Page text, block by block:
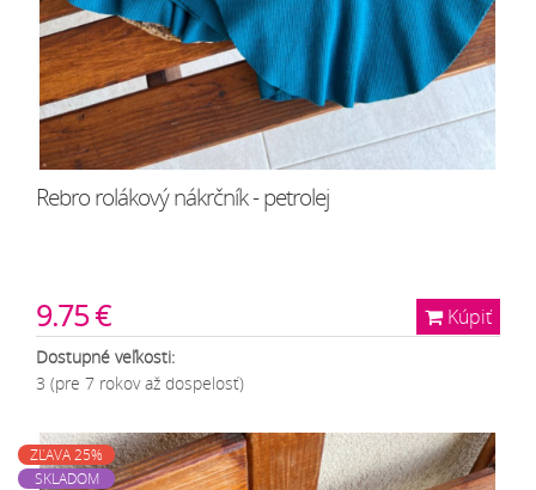
Rebro rolákový nákrčník - petrolej
Kúpiť
9.75 €
Dostupné veľkosti:
3 (pre 7 rokov až dospelosť)
ZĽAVA 25%
SKLADOM